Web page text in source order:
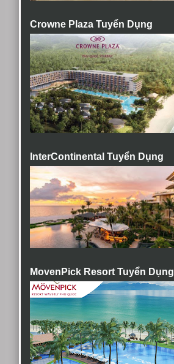
Crowne Plaza Tuyển Dụng
InterContinental Tuyển Dụng
MovenPick Resort Tuyển Dụng